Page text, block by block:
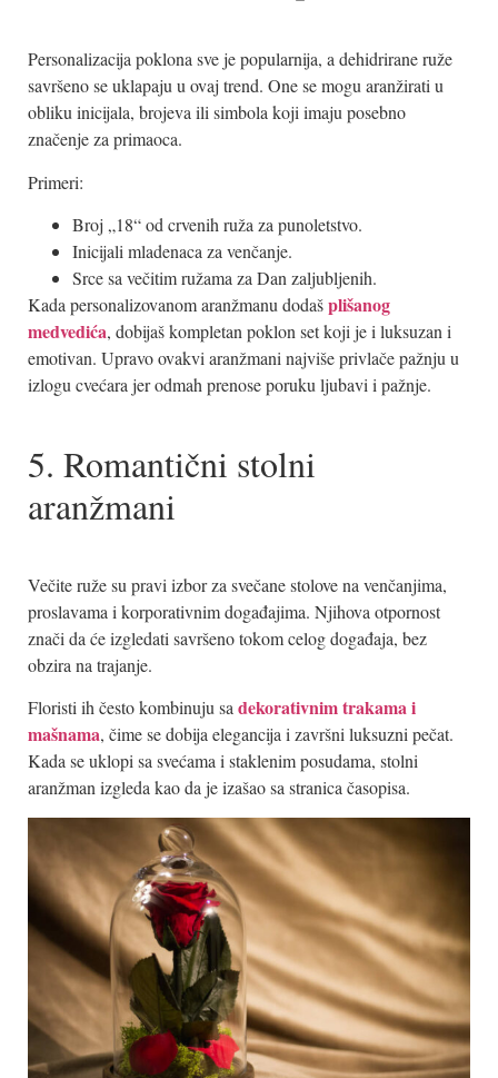
Personalizacija poklona sve je popularnija, a dehidrirane ruže
savršeno se uklapaju u ovaj trend. One se mogu aranžirati u
obliku inicijala, brojeva ili simbola koji imaju posebno
značenje za primaoca.
Primeri:
Broj „18“ od crvenih ruža za punoletstvo.
Inicijali mladenaca za venčanje.
Srce sa večitim ružama za Dan zaljubljenih.
Kada personalizovanom aranžmanu dodašplišanog
medvedića, dobijaš kompletan poklon set koji je i luksuzan i
emotivan. Upravo ovakvi aranžmani najviše privlače pažnju u
izlogu cvećara jer odmah prenose poruku ljubavi i pažnje.
5. Romantični stolni
aranžmani
Večite ruže su pravi izbor za svečane stolove na venčanjima,
proslavama i korporativnim događajima. Njihova otpornost
znači da će izgledati savršeno tokom celog događaja, bez
obzira na trajanje.
Floristi ih često kombinuju sadekorativnim trakama i
mašnama, čime se dobija elegancija i završni luksuzni pečat.
Kada se uklopi sa svećama i staklenim posudama, stolni
aranžman izgleda kao da je izašao sa stranica časopisa.